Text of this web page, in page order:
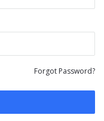
Forgot Password?